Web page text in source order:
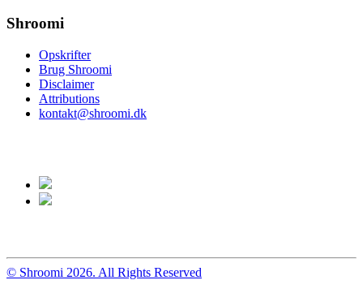
Shroomi
Opskrifter
Brug Shroomi
Disclaimer
Attributions
kontakt@shroomi.dk
© Shroomi 2026. All Rights Reserved